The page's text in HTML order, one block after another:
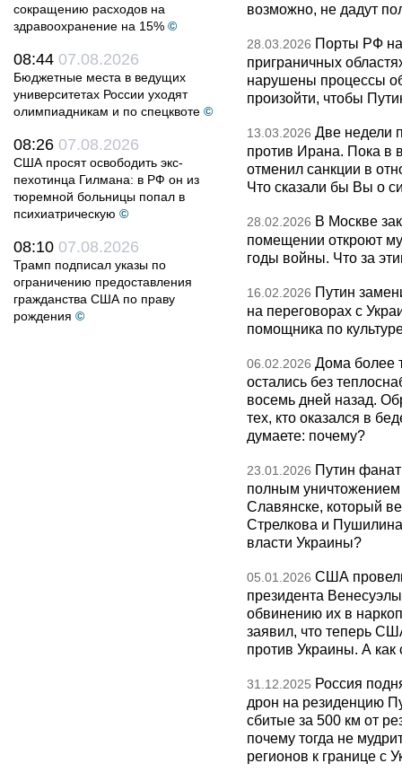
сокращению расходов на
здравоохранение на 15% ©
08:44 07.08.2026
Бюджетные места в ведущих
университетах России уходят
олимпиадникам и по спецквоте ©
08:26 07.08.2026
США просят освободить экс-
пехотинца Гилмана: в РФ он из
тюремной больницы попал в
психиатрическую ©
08:10 07.08.2026
Трамп подписал указы по
ограничению предоставления
гражданства США по праву
рождения ©
возможно, не дадут
28.03.2026 Порты РФ
приграничных
нарушены процессы
произойти, чтобы
13.03.2026 Две недели
против Ирана. Пока в
отменил санкции в
Что сказали бы Вы о
28.02.2026 В Москве
помещении откроют
годы войны. Что за
16.02.2026 Путин
на переговорах с
помощника по
06.02.2026 Дома более
остались без
восемь дней назад.
тех, кто оказался в
думаете: почему?
23.01.2026 Путин
полным уничтожением
Славянске, который
Стрелкова и Пушилина
власти Украины?
05.01.2026 США
президента
обвинению их в
заявил, что теперь
против Украины. А как
31.12.2025 Россия
дрон на резиденцию
сбитые за 500 км от
почему тогда не
регионов к границе с